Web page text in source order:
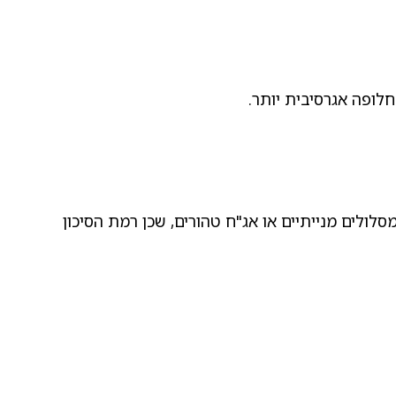
אגרסיבית יותר.
דומה, ולא מול מסלולים מנייתיים או אג"ח טהורים, שכן רמת הסיכון